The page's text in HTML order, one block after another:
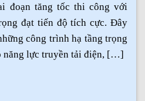
đoạn tăng tốc thi công với
đạt tiến độ tích cực. Đây
công trình hạ tầng trọng
năng lực truyền tải điện, […]